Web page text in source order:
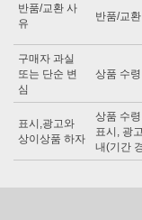
반품/교환 사
유
반품/교
구매자 과실
또는 단순 변
심
상품 수
표시,광고와
상이상품 하자
상품 수
표시, 광
내(기간